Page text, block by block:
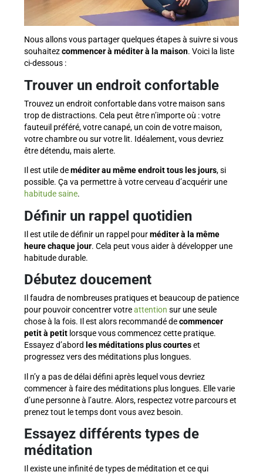
Nous allons vous partager quelques étapes à suivre si vous
souhaitezcommencer à méditer à la maison. Voici la liste
ci-dessous :
Trouver un endroit confortable
Trouvez un endroit confortable dans votre maison sans
trop de distractions. Cela peut être n’importe où : votre
fauteuil préféré, votre canapé, un coin de votre maison,
votre chambre ou sur votre lit. Idéalement, vous devriez
être détendu, mais alerte.
Il est utile deméditer au même endroit tous les jours, si
possible. Ça va permettre à votre cerveau d’acquérir une
habitude saine.
Définir un rappel quotidien
Il est utile de définir un rappel pourméditer à la même
heure chaque jour. Cela peut vous aider à développer une
habitude durable.
Débutez doucement
Il faudra de nombreuses pratiques et beaucoup de patience
pour pouvoir concentrer votreattention sur une seule
chose à la fois. Il est alors recommandé decommencer
petit à petitlorsque vous commencez cette pratique.
Essayez d’abord les méditations plus courteset
progressez vers des méditations plus longues.
Il n’y a pas de délai défini après lequel vous devriez
commencer à faire des méditations plus longues. Elle varie
d’une personne à l’autre. Alors, respectez votre parcours et
prenez tout le temps dont vous avez besoin.
Essayez différents types de
méditation
Il existe une infinité de types de méditation et ce qui